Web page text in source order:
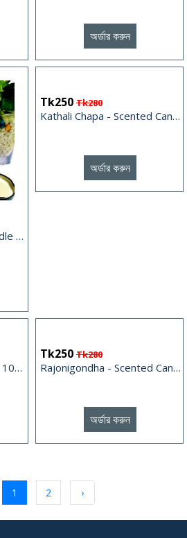
অর্ডার করুন
Lavender - Scented Candle 100gm
Tk250 Tk280
Kathali Chapa - Scented Candle 100gm
অর্ডার করুন
Kamini - Scented Candle 100gm
Tk250 Tk280
Rajonigondha - Scented Candle 100gm
অর্ডার করুন
1 2 ›